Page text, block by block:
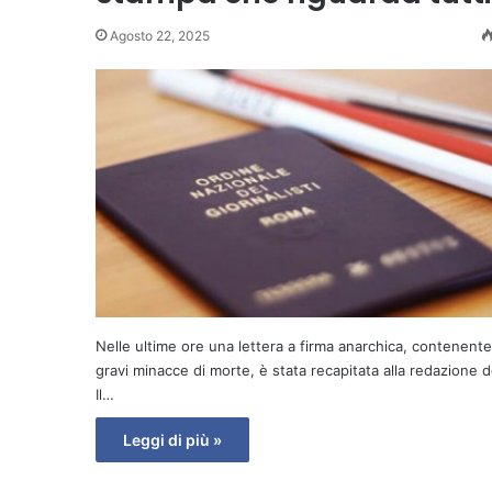
Agosto 22, 2025
Nelle ultime ore una lettera a firma anarchica, contenente
gravi minacce di morte, è stata recapitata alla redazione
Il…
Leggi di più »